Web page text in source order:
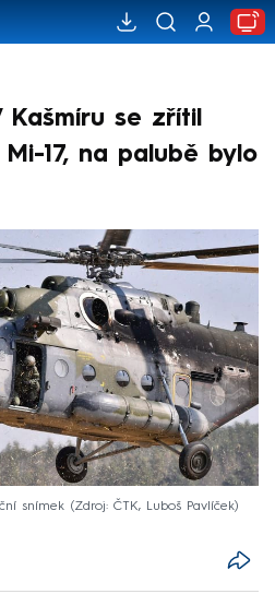
Kašmíru se zřítil
17, na palubě bylo
snímek Zdroj: ČTK, Luboš Pavlíček